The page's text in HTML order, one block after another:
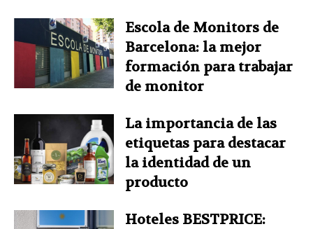
Escola de Monitors de
Barcelona: la mejor
formación para trabajar
de monitor
La importancia de las
etiquetas para destacar
la identidad de un
producto
Hoteles BESTPRICE: